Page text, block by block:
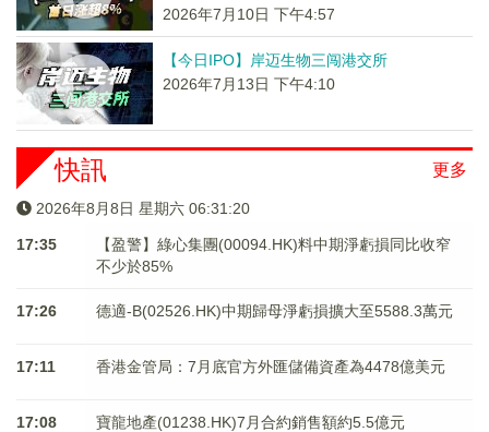
2026年7月10日 下午4:57
【今日IPO】岸迈生物三闯港交所
2026年7月13日 下午4:10
更多
快訊
2026年8月8日 星期六 06:31:21
17:35
【盈警】綠心集團(00094.HK)料中期淨虧損同比收窄
不少於85%
17:26 德適-B(02526.HK)中期歸母淨虧損擴大至5588.3萬元
17:11 香港金管局：7月底官方外匯儲備資產為4478億美元
17:08 寶龍地產(01238.HK)7月合約銷售額約5.5億元